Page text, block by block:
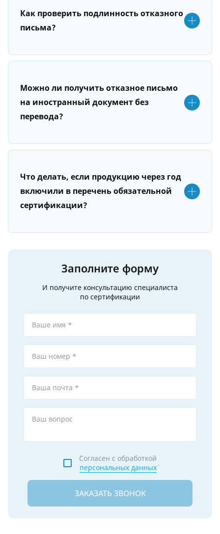
Как проверить подлинность отказного
письма?
Можно ли получить отказное письмо
на иностранный документ без
перевода?
Что делать, если продукцию через год
включили в перечень обязательной
сертификации?
Заполните форму
И получите консультацию специалиста
по сертификации
Ваше имя *
Ваш номер *
Ваша почта *
Ваш вопрос
`Согласен с обработкой
персональных данных
ЗАКАЗАТЬ ЗВОНОК